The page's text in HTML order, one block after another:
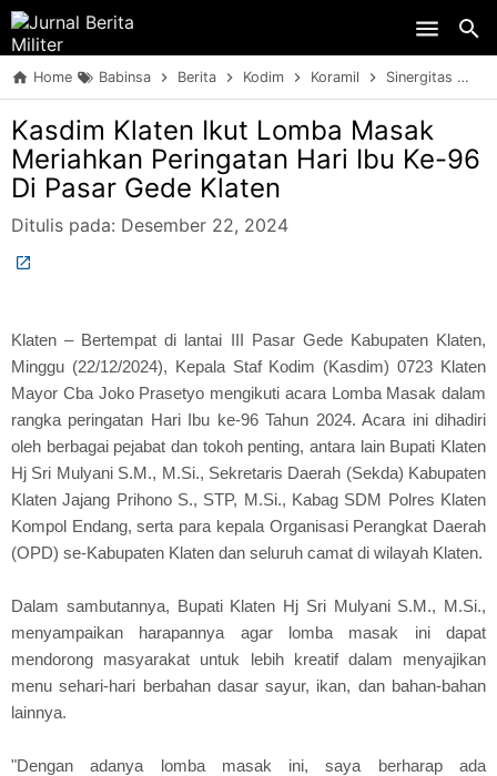
Home Babinsa Berita Kodim Koramil Sinergitas
Kasdim Klaten Ikut Lomba Masak
Meriahkan Peringatan Hari Ibu Ke-96
Di Pasar Gede Klaten
Ditulis pada: Desember 22, 2024
Klaten – Bertempat di lantai III Pasar Gede Kabupaten Klaten,
Minggu (22/12/2024), Kepala Staf Kodim (Kasdim) 0723 Klaten
Mayor Cba Joko Prasetyo mengikuti acara Lomba Masak dalam
rangka peringatan Hari Ibu ke-96 Tahun 2024. Acara ini dihadiri
oleh berbagai pejabat dan tokoh penting, antara lain Bupati Klaten
Hj Sri Mulyani S.M., M.Si., Sekretaris Daerah (Sekda) Kabupaten
Klaten Jajang Prihono S., STP, M.Si., Kabag SDM Polres Klaten
Kompol Endang, serta para kepala Organisasi Perangkat Daerah
(OPD) se-Kabupaten Klaten dan seluruh camat di wilayah Klaten.
Dalam sambutannya, Bupati Klaten Hj Sri Mulyani S.M., M.Si.,
menyampaikan harapannya agar lomba masak ini dapat
mendorong masyarakat untuk lebih kreatif dalam menyajikan
menu sehari-hari berbahan dasar sayur, ikan, dan bahan-bahan
lainnya.
"Dengan adanya lomba masak ini, saya berharap ada